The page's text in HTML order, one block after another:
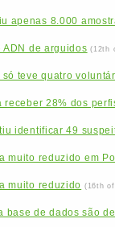
apenas 8.000
de arguidos (12th
teve quatro
28% dos
identificar 49
muito reduzido em
muito reduzido (16th
base de dados são